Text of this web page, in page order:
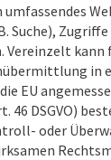
merken:
Suche),
Vereinzelt
in
EU
46 DSGVO)
oder